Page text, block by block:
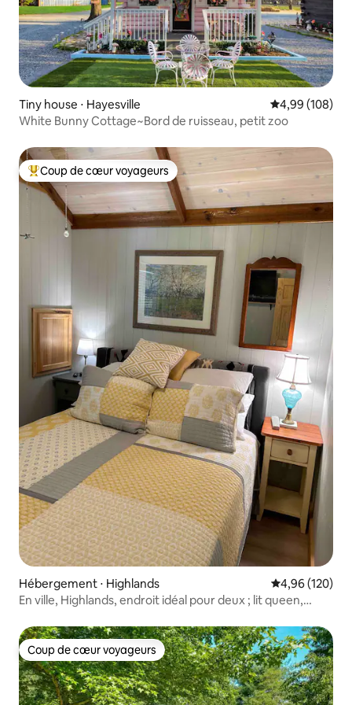
Tiny house ⋅ Hayesville Évaluation
4,99 (108)
White Bunny Cottage~Bord de ruisseau, petit zoo
Coups de cœur voyageurs les plus appréciés
Coup de cœur voyageurs
Hébergement ⋅ Highlands Évaluation
4,96 (120)
En ville, Highlands, endroit idéal pour deux ; lit queen,
Coup de cœur voyageurs
Coup de cœur voyageurs